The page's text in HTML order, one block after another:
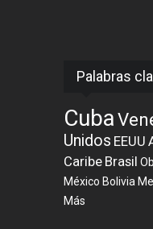
Palabras
Cuba
Unidos EEUU
Caribe Brasil
México Bolivia
Más